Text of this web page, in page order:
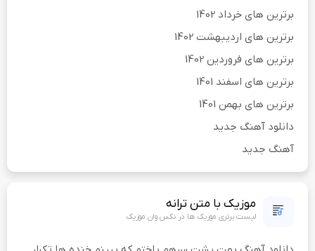
برترین های خرداد 1402
برترین های اردیبهشت 1402
برترین های فروردین 1402
برترین های اسفند 1401
برترین های بهمن 1401
دانلود آهنگ جدید
آهنگ جدید
موزیک با متن ترانه
لیست برتری موزیک ها در نکس وان موزیک